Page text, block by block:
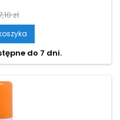
zł
do 7 dni.